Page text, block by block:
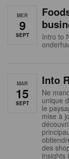
MER
9
SEPT
Intro to
MAR
15
SEPT
Into
Ne
unique
le
mise à
des
insights